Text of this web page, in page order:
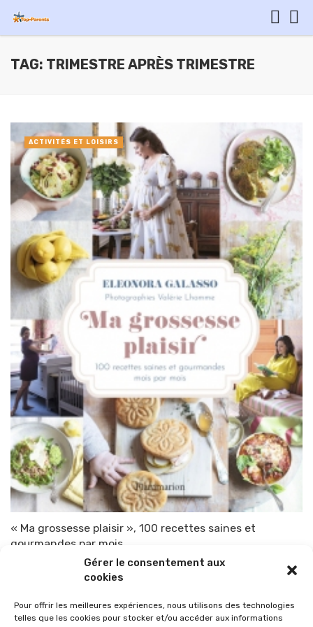
Gérer le consentement aux
cookies
Pour offrir les meilleures expériences, nous utilisons des technologies
telles que les cookies pour stocker et/ou accéder aux informations
TAG: TRIMESTRE APRÈS TRIMESTRE
« Ma grossesse plaisir », 100 recettes saines et
gourmandes par mois
TOP-PARENTS 3 mai 2021
ACTIVITÉS ET LOISIRS